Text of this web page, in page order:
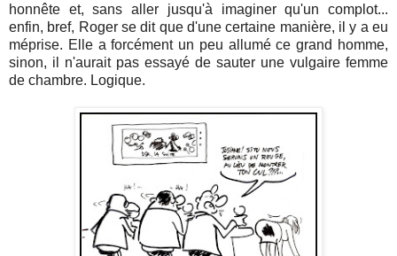
honnête et, sans aller jusqu'à imaginer qu'un complot...
enfin, bref, Roger se dit que d'une certaine manière, il y a eu
méprise. Elle a forcément un peu allumé ce grand homme,
sinon, il n'aurait pas essayé de sauter une vulgaire femme
de chambre. Logique.